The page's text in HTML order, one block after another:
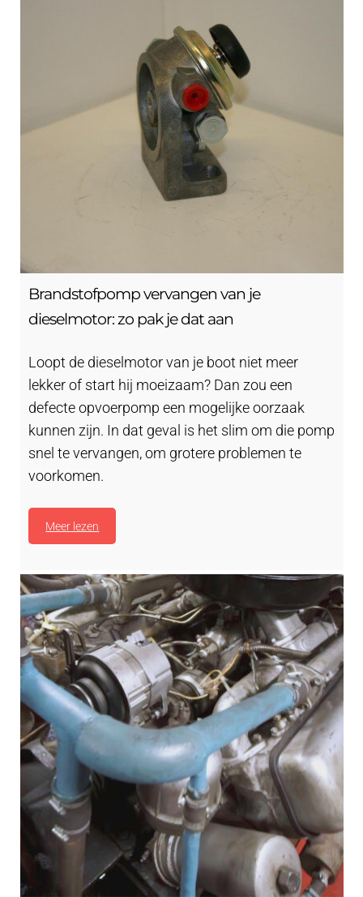
Brandstofpomp vervangen van je
dieselmotor: zo pak je dat aan
Loopt de dieselmotor van je boot niet meer
lekker of start hij moeizaam? Dan zou een
defecte opvoerpomp een mogelijke oorzaak
kunnen zijn. In dat geval is het slim om die pomp
snel te vervangen, om grotere problemen te
voorkomen.
Meer lezen